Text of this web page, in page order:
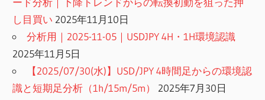
し目買い 2025年11月10日
分析用｜2025-11-05｜USDJPY 4H・1H環境認識
2025年11月5日
【2025/07/30(水)】USD/JPY 4時間足からの環境認
識と短期足分析（1h/15m/5m）
2025年7月30日